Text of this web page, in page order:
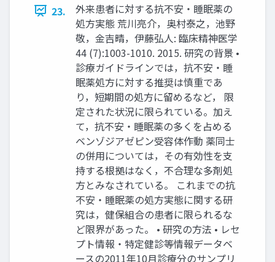
23.
外来患者に対する抗不安・睡眠薬の
処方実態 荒川亮介，奥村泰之，池野
敬，金吉晴，伊藤弘人: 臨床精神医学
44 (7):1003-1010. 2015. 研究の背景 •
診療ガイドラインでは，抗不安・睡
眠薬処方に対する推奨は慎重であ
り，短期間の処方に留めるなど， 限
定された状況に限られている。加え
て，抗不安・睡眠薬の多くを占める
ベンゾジアゼピン受容体作動 薬同士
の併用については，その有効性を支
持する根拠はなく，不合理な多剤処
方とみなされている。 これまでの抗
不安・睡眠薬の処方実態に関する研
究は，健保組合の患者に限られるな
ど限界があった。 • 研究の方法 • レセ
プト情報・特定健診等情報データベ
ースの2011年10月診療分のサンプリ